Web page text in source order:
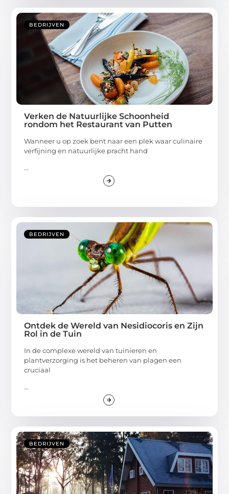
BEDRIJVEN
Verken de Natuurlijke Schoonheid
rondom het Restaurant van Putten
Wanneer u op zoek bent naar een plek waar culinaire
verfijning en natuurlijke pracht hand
...
BEDRIJVEN
Ontdek de Wereld van Nesidiocoris en Zijn
Rol in de Tuin
In de complexe wereld van tuinieren en
plantverzorging is het beheren van plagen een
cruciaal
...
BEDRIJVEN